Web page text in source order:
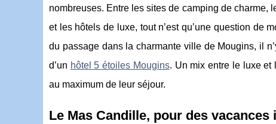
nombreuses. Entre les sites de camping de charme,
et les hôtels de luxe, tout n’est qu’une question de
du passage dans la charmante ville de Mougins, il
d’un hôtel 5 étoiles Mougins. Un mix entre le luxe et
au maximum de leur séjour.
Le Mas Candille, pour des vacances